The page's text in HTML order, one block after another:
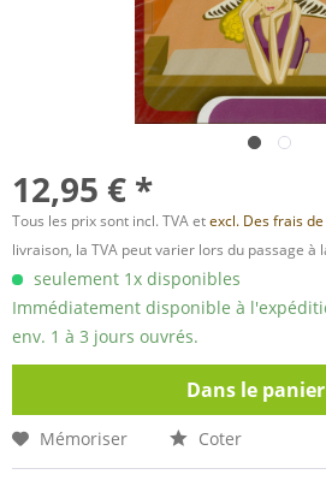
12,95 € *
Tous les prix sont incl. TVA etexcl. Des frais
livraison, la TVA peut varier lors du passage à
seulement 1x disponibles
Immédiatement disponible à
env. 1 à 3 jours ouvrés.
Dans le panier
Mémoriser Coter